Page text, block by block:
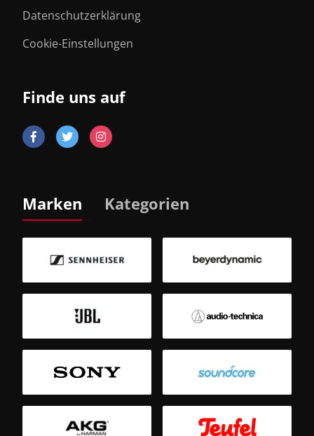
Datenschutzerklärung
Cookie-Einstellungen
Finde uns auf
Marken Kategorien